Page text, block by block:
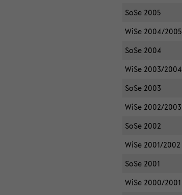
SoSe 2005
WiSe 2004/2005
SoSe 2004
WiSe 2003/2004
SoSe 2003
WiSe 2002/2003
SoSe 2002
WiSe 2001/2002
SoSe 2001
WiSe 2000/2001